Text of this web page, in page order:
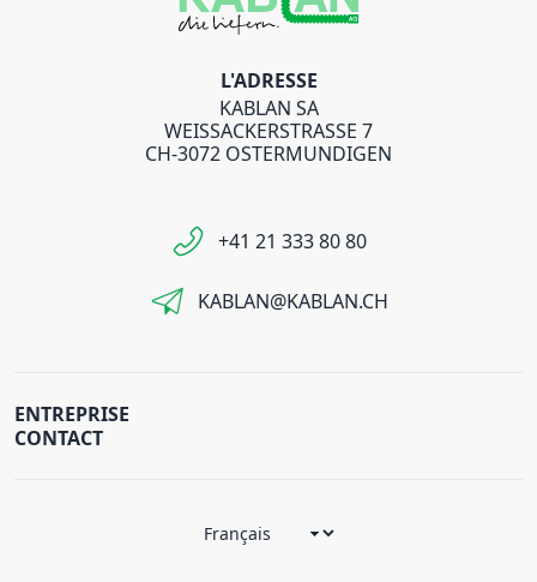
L'ADRESSE
KABLAN SA
WEISSACKERSTRASSE 7
CH-3072 OSTERMUNDIGEN
+41 21 333 80 80
KABLAN@KABLAN.CH
ENTREPRISE
CONTACT